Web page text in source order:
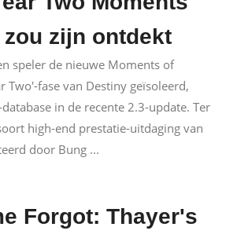
zijn ontdekt
speler de nieuwe Moments of
Two'-fase van Destiny geïsoleerd,
in de recente 2.3-update. Ter
high-end prestatie-uitdaging van
door Bung ...
Forgot: Thayer's